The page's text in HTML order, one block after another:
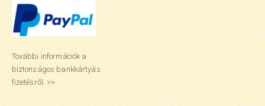
További információk a
biztonságos bankkártyás
fizetésről. >>